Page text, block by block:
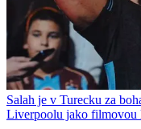
Salah je v Turecku za
Liverpoolu jako filmovou